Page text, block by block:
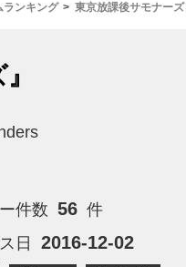
ランキング 東京放課後サモナーズ
件数 56 件
日
2016-12-02